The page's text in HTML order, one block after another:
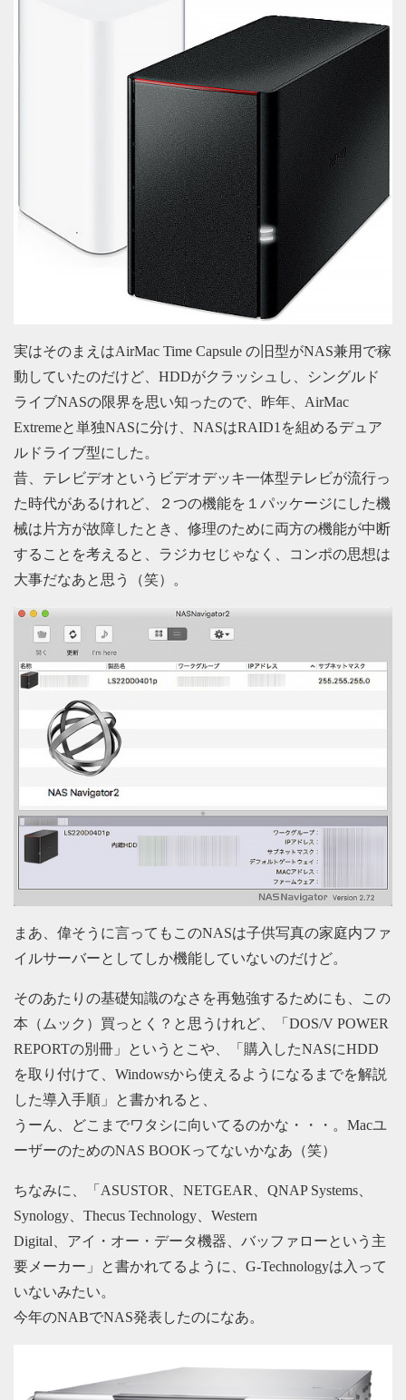
実はそのまえはAirMac Time Capsule の旧型がNAS兼用で稼
動していたのだけど、HDDがクラッシュし、シングルド
ライブNASの限界を思い知ったので、昨年、AirMac
Extremeと単独NASに分け、NASはRAID1を組めるデュア
ルドライブ型にした。
昔、テレビデオというビデオデッキ一体型テレビが流行っ
た時代があるけれど、２つの機能を１パッケージにした機
械は片方が故障したとき、修理のために両方の機能が中断
することを考えると、ラジカセじゃなく、コンポの思想は
大事だなあと思う（笑）。
まあ、偉そうに言ってもこのNASは子供写真の家庭内ファ
イルサーバーとしてしか機能していないのだけど。
そのあたりの基礎知識のなさを再勉強するためにも、この
本（ムック）買っとく？と思うけれど、「DOS/V POWER
REPORTの別冊」というとこや、「購入したNASにHDD
を取り付けて、Windowsから使えるようになるまでを解説
した導入手順」と書かれると、
うーん、どこまでワタシに向いてるのかな・・・。Macユ
ーザーのためのNAS BOOKってないかなあ（笑）
ちなみに、「ASUSTOR、NETGEAR、QNAP Systems、
Synology、Thecus Technology、Western
Digital、アイ・オー・データ機器、バッファローという主
要メーカー」と書かれてるように、G-Technologyは入って
いないみたい。
今年のNABでNAS発表したのになあ。